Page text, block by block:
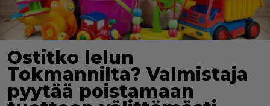
Ostitko lelun
Tokmannilta? Valmistaja
pyytää poistamaan